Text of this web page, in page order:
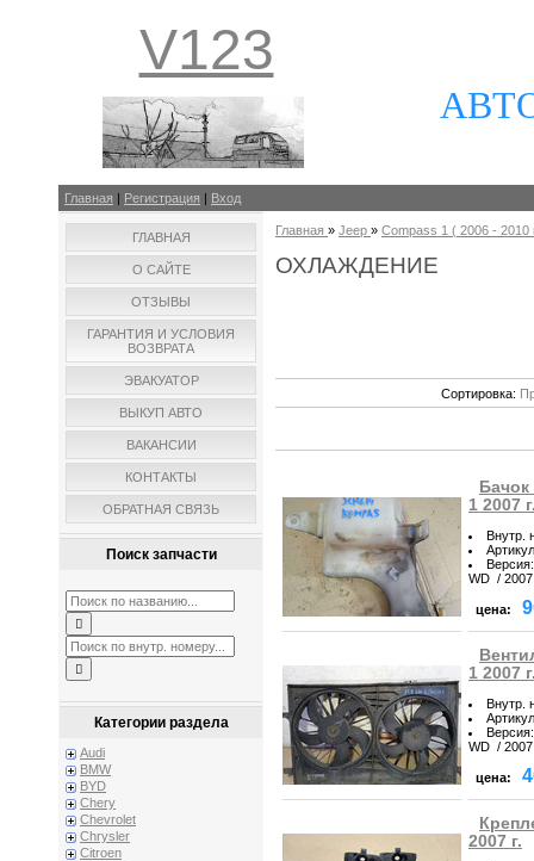
V123
Главная | Регистрация | Вход
ГЛАВНАЯ
О САЙТЕ
ОТЗЫВЫ
ГАРАНТИЯ И УСЛОВИЯ
ВОЗВРАТА
ЭВАКУАТОР
ВЫКУП АВТО
ВАКАНСИИ
КОНТАКТЫ
ОБРАТНАЯ СВЯЗЬ
Поиск запчасти
Категории раздела
Audi
BMW
BYD
Chery
Chevrolet
Chrysler
Citroen
Главная » Jeep » Compass 1 ( 2006 - 2010
ОХЛАЖДЕНИЕ
Сортировка:
1 2007
Внутр.
Артикул
Версия:
WD / 2007
цена:
1 2007
Внутр.
Артикул
Версия:
WD / 2007
цена:
2007 г.